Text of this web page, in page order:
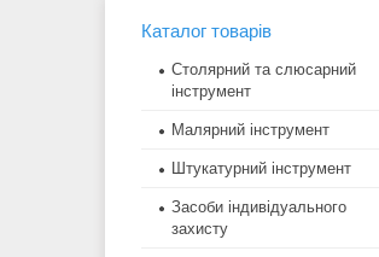
Каталог товарів
Столярний та слюсарний
інструмент
Малярний інструмент
Штукатурний інструмент
Засоби індивідуального
захисту